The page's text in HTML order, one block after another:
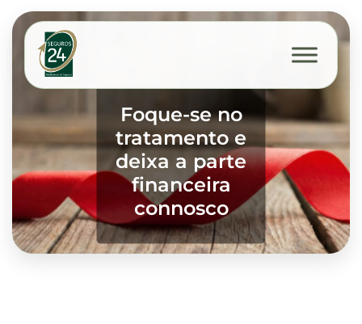
Foque-se no
tratamento e
deixa a parte
financeira
connosco